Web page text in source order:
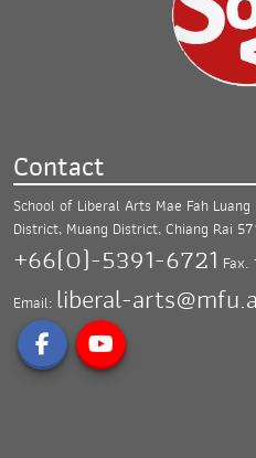
Contact
School of Liberal Arts Mae Fah
District, Muang District,Chiang Rai
+66(0)-5391-6721 Fax.
Email: liberal-